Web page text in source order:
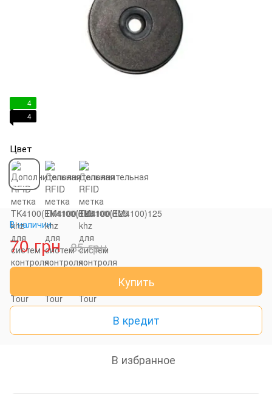
4
4
Цвет
В наличии
70 грн 85 грн
Купить
В кредит
В избранное